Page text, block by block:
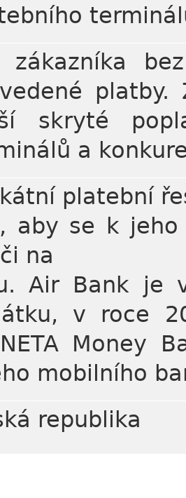
zákazníka
skryté
a
platební
aby se k
na
Air Bank je
v roce
Money
mobilního
republika